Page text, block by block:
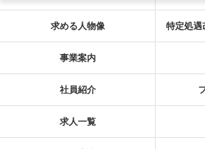
求める人物像 特定処遇
事業案内
社員紹介
求人一覧